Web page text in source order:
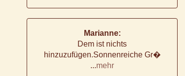
Marianne:
Dem ist nichts
hinzuzufügen.Sonnenreiche Gr�
...mehr